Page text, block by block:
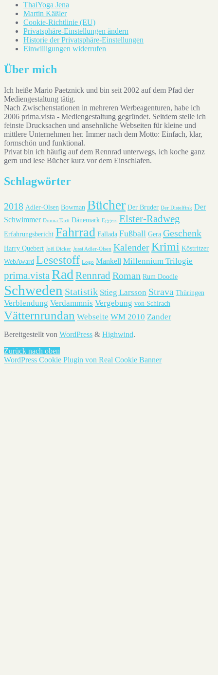
ThaiYoga Jena
Martin Käßler
Cookie-Richtlinie (EU)
Privatsphäre-Einstellungen ändern
Historie der Privatsphäre-Einstellungen
Einwilligungen widerrufen
Über mich
Ich heiße Mario Paetznick und bin seit 2002 auf dem Pfad der
Mediengestaltung tätig.
Nach Zwischenstationen in mehreren Werbeagenturen, habe ich
2006 prima.vista - Mediengestaltung gegründet. Seitdem stelle ich
feinste Drucksachen und ansehnliche Webseiten für kleine und
mittlere Unternehmen her. Immer nach dem Motto: Einfach, klar,
formschön und funktional.
Privat bin ich häufig auf dem Rennrad unterwegs, ich koche ganz
gern und lese Bücher kurz vor dem Einschlafen.
Schlagwörter
2018 Adler-Olsen Bowman Bücher Der Bruder Der Distelfink Der
Schwimmer Donna Tartt Dänemark Eggers Elster-Radweg
Erfahrungsbericht Fahrrad Fallada Fußball Gera Geschenk
Harry Quebert Joël Dicker Jussi Adler-Olsen KalenderKrimi Köstritzer
WebAward Lesestoff Logo Mankell Millennium Trilogie
prima.vista Rad Rennrad Roman Rum Doodle
Schweden Statistik Stieg Larsson Strava Thüringen
Verblendung Verdammnis Vergebung von Schirach
Vätternrundan Webseite WM 2010 Zander
Bereitgestellt von WordPress & Highwind.
Zurück nach oben
WordPress Cookie Plugin von Real Cookie Banner